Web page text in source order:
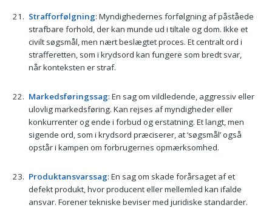
Strafforfølgning: Myndighedernes forfølgning af påståede
strafbare forhold, der kan munde ud i tiltale og dom. Ikke et
civilt søgsmål, men nært beslægtet proces. Et centralt ord i
strafferetten, som i krydsord kan fungere som bredt svar,
når konteksten er straf.
Markedsføringssag: En sag om vildledende, aggressiv eller
ulovlig markedsføring. Kan rejses af myndigheder eller
konkurrenter og ende i forbud og erstatning. Et langt, men
sigende ord, som i krydsord præciserer, at ‘søgsmål’ også
opstår i kampen om forbrugernes opmærksomhed.
Produktansvarssag: En sag om skade forårsaget af et
defekt produkt, hvor producent eller mellemled kan ifalde
ansvar. Forener tekniske beviser med juridiske standarder.